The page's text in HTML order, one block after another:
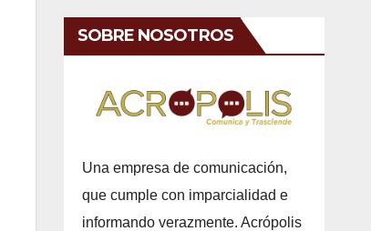
SOBRE NOSOTROS
Una empresa de comunicación,
que cumple con imparcialidad e
informando verazmente. Acrópolis